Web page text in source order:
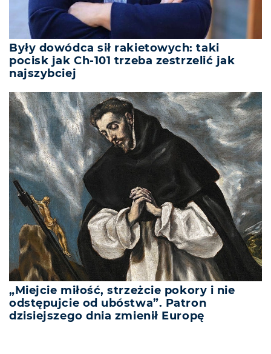
Były dowódca sił rakietowych: taki
pocisk jak Ch-101 trzeba zestrzelić jak
najszybciej
„Miejcie miłość, strzeżcie pokory i nie
odstępujcie od ubóstwa”. Patron
dzisiejszego dnia zmienił Europę